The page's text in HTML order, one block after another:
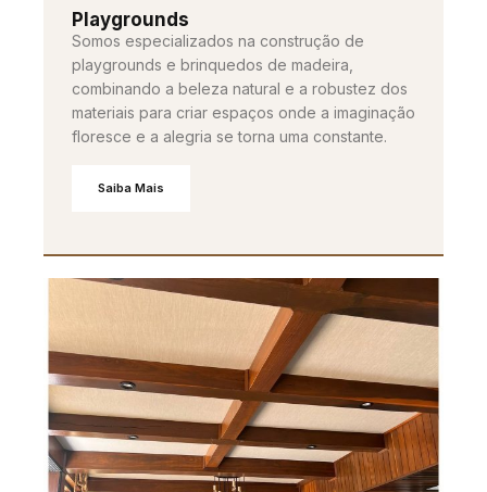
Playgrounds
Somos especializados na construção de
playgrounds e brinquedos de madeira,
combinando a beleza natural e a robustez dos
materiais para criar espaços onde a imaginação
floresce e a alegria se torna uma constante.
Saiba Mais